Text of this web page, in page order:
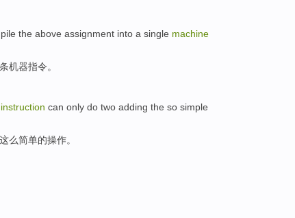
the above assignment into a single machine
条机器指令。
instruction can only do two adding the so simple
这么简单的操作。